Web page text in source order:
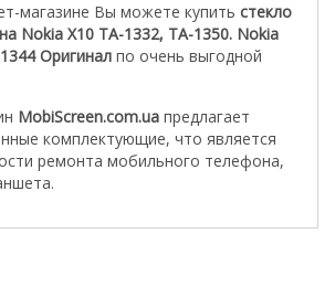
магазине Вы можете купить стекло
Nokia X10 TA-1332, TA-1350. Nokia
Оригинал по очень выгодной
MobiScreen.com.ua предлагает
комплектующие, что является
ремонта мобильного телефона,